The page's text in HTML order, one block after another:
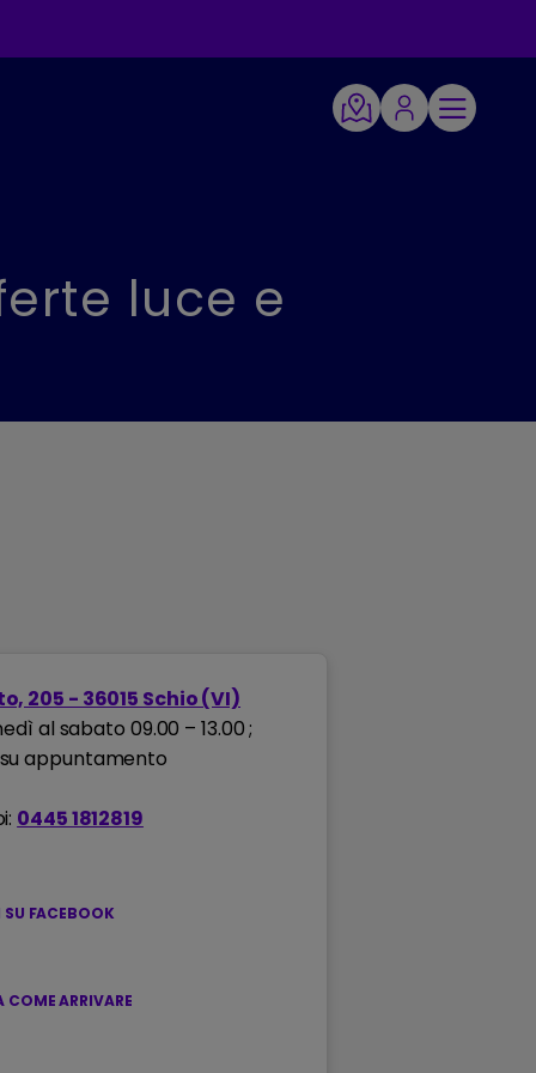
luce e
205 - 36015 Schio (VI)
al sabato 09.00 – 13.00 ;
appuntamento
0445 1812819
SU FACEBOOK
COME ARRIVARE